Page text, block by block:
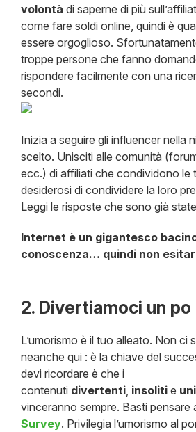
volontà di saperne di più
come fare soldi online, quindi è
essere orgoglioso.
troppe persone che fanno
rispondere facilmente con una
secondi.​
Inizia a seguire gli influencer nella
scelto. Unisciti alle comunità
ecc.) di affiliati che condividono le
desiderosi di condividere la loro
Leggi le risposte che sono già
Internet è un gigantesco
conoscenza… quindi non
2. Divertiamoci un po
L’umorismo è il tuo alleato. Non ci
neanche qui : è la chiave del
devi ricordare è che i
contenuti divertenti insoliti e
vinceranno sempre. Basti pensare
Survey. Privilegia l’umorismo al